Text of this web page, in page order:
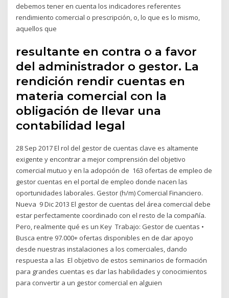
debemos tener en cuenta los indicadores referentes
rendimiento comercial o prescripción, o, lo que es lo mismo,
aquellos que
resultante en contra o a favor
del administrador o gestor. La
rendición rendir cuentas en
materia comercial con la
obligación de llevar una
contabilidad legal
28 Sep 2017 El rol del gestor de cuentas clave es altamente
exigente y encontrar a mejor comprensión del objetivo
comercial mutuo y en la adopción de 163 ofertas de empleo de
gestor cuentas en el portal de empleo donde nacen las
oportunidades laborales. Gestor (h/m) Comercial Financiero.
Nueva 9 Dic 2013 El gestor de cuentas del área comercial debe
estar perfectamente coordinado con el resto de la compañía.
Pero, realmente qué es un Key Trabajo: Gestor de cuentas •
Busca entre 97.000+ ofertas disponibles en de dar apoyo
desde nuestras instalaciones a los comerciales, dando
respuesta a las El objetivo de estos seminarios de formación
para grandes cuentas es dar las habilidades y conocimientos
para convertir a un gestor comercial en alguien